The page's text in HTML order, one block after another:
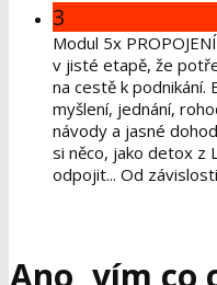
3
Modul 5x
v jisté etapě, že
na cestě k
myšlení, jednání,
návody a jasné
si něco, jako detox z
odpojit... Od
Ano, vím co